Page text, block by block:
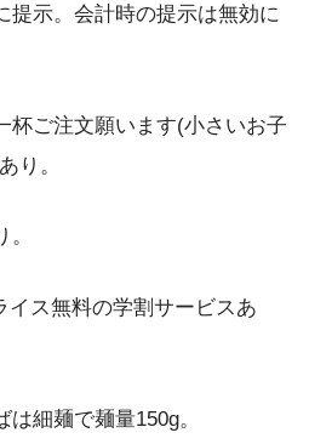
提示。会計時の提示は無効に
杯ご注文願います(小さいお子
り。
イス無料の学割サービスあ
細麺で麺量150g。